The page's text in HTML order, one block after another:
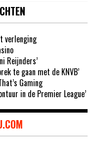
verlenging
Reijnders’
te gaan met de KNVB’
Gaming
in de Premier League’